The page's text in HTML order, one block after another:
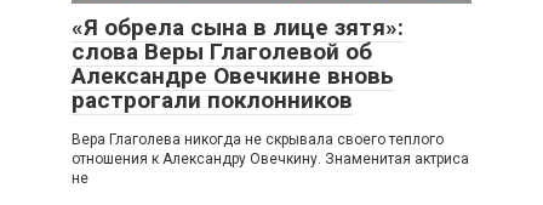
«Я обрела сына в лице зятя»:
слова Веры Глаголевой об
Александре Овечкине вновь
растрогали поклонников
Вера Глаголева никогда не скрывала своего теплого
отношения к Александру Овечкину. Знаменитая актриса
не